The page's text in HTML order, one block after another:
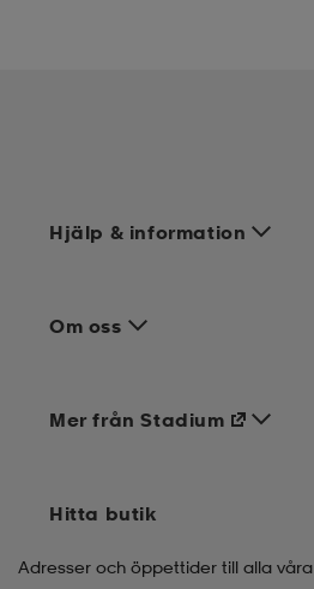
Hjälp & information
Om oss
Mer från Stadium
Hitta butik
Adresser och öppettider till alla